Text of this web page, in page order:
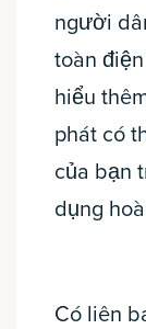
người
toàn
hiểu
phát có
của bạn
dụng
Có liên